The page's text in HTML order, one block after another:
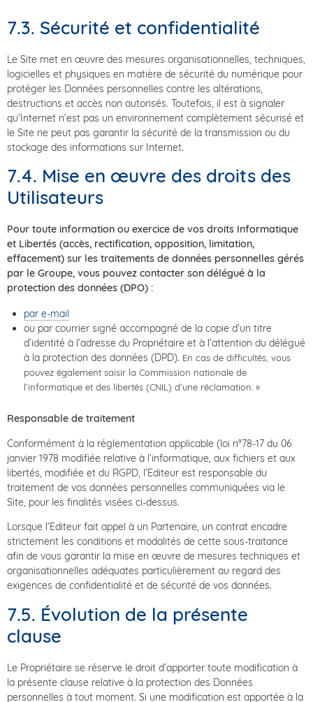
7.3. Sécurité et confidentialité
Le Site met en œuvre des mesures organisationnelles, techniques,
logicielles et physiques en matière de sécurité du numérique pour
protéger les Données personnelles contre les altérations,
destructions et accès non autorisés. Toutefois, il est à signaler
qu’Internet n’est pas un environnement complètement sécurisé et
le Site ne peut pas garantir la sécurité de la transmission ou du
stockage des informations sur Internet.
7.4. Mise en œuvre des droits des
Utilisateurs
Pour toute information ou exercice de vos droits Informatique
et Libertés (accès, rectification, opposition, limitation,
effacement) sur les traitements de données personnelles gérés
par le Groupe, vous pouvez contacter son délégué à la
protection des données (DPO) :
par e-mail
ou par courrier signé accompagné de la copie d’un titre
d’identité à l’adresse du Propriétaire et à l’attention du délégué
à la protection des données (DPD). En cas de difficultés, vous
pouvez également saisir la Commission nationale de
l’informatique et des libertés (CNIL) d’une réclamation. »
Responsable de traitement
Conformément à la réglementation applicable (loi n°78-17 du 06
janvier 1978 modifiée relative à l’informatique, aux fichiers et aux
libertés, modifiée et du RGPD, l’Editeur est responsable du
traitement de vos données personnelles communiquées via le
Site, pour les finalités visées ci-dessus.
Lorsque l’Editeur fait appel à un Partenaire, un contrat encadre
strictement les conditions et modalités de cette sous-traitance
afin de vous garantir la mise en œuvre de mesures techniques et
organisationnelles adéquates particulièrement au regard des
exigences de confidentialité et de sécurité de vos données.
7.5. Évolution de la présente
clause
Le Propriétaire se réserve le droit d’apporter toute modification à
la présente clause relative à la protection des Données
personnelles à tout moment. Si une modification est apportée à la